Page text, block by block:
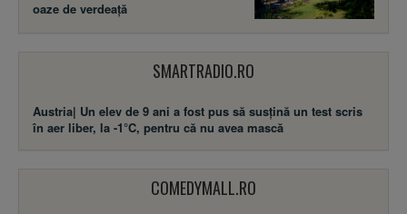
oaze de verdeață
SMARTRADIO.RO
Austria| Un elev de 9 ani a fost pus să susţină un test scris
în aer liber, la -1°C, pentru că nu avea mască
COMEDYMALL.RO